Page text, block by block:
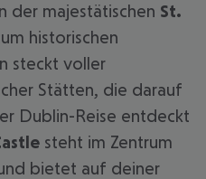
der majestätischen St.
historischen
steckt voller
Stätten, die darauf
Dublin-Reise entdeckt
steht im Zentrum
bietet auf deiner